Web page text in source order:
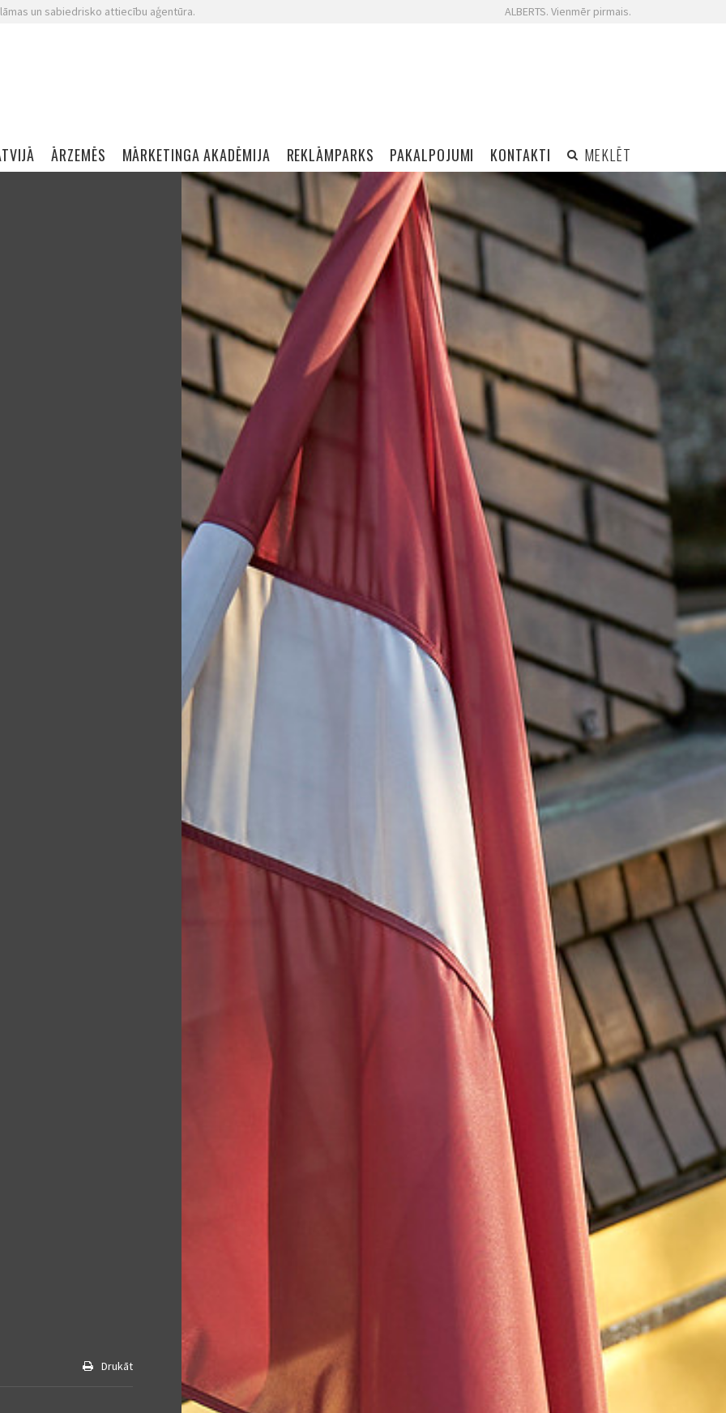
un sabiedrisko attiecību aģentūra. ALBERTS. Vienmēr pirmais.
ĀRZEMĒS MĀRKETINGA AKADĒMIJA REKLĀMPARKS PAKALPOJUMI KONTAKTI MEKLĒT
Drukāt